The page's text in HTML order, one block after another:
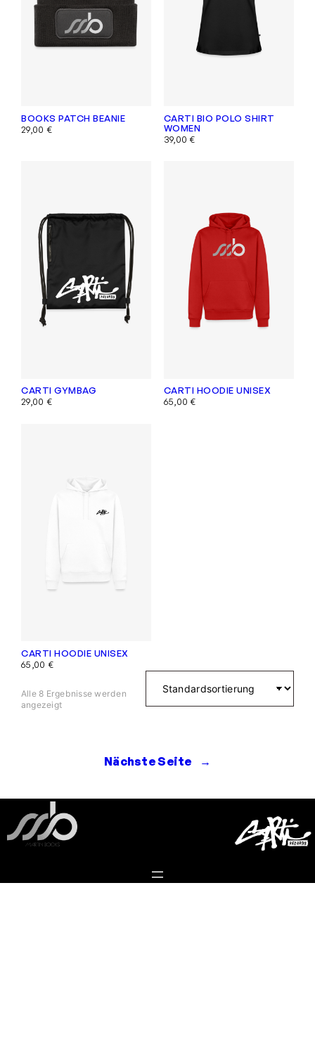
BOOKS PATCH BEANIE
29,00 €
CARTI BIO POLO SHIRT
WOMEN
39,00€
CARTI GYMBAG
29,00 €
CARTI HOODIE UNISEX
65,00€
CARTI HOODIE UNISEX
65,00 €
Alle 8 Ergebnisse werden
angezeigt
Nächste Seite →